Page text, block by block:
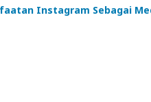
Instagram Sebagai